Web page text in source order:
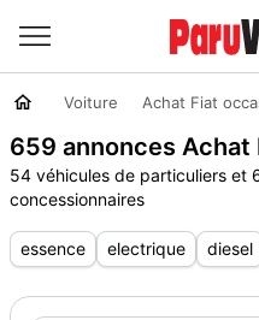
Voiture Achat Fiat
659 annonces
54 véhicules de particuliers et
concessionnaires
essence electrique diesel